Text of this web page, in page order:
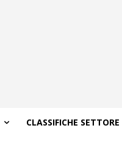
CLASSIFICHE